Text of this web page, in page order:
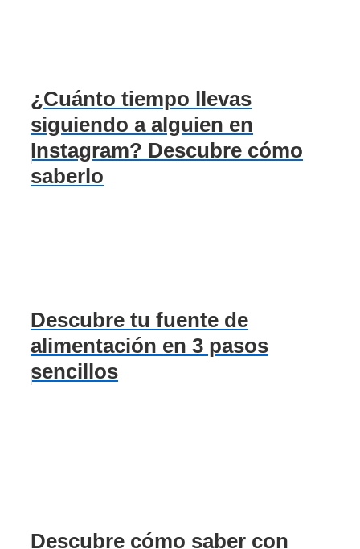
¿Cuánto tiempo llevas
siguiendo a alguien en
Instagram? Descubre cómo
saberlo
Descubre tu fuente de
alimentación en 3 pasos
sencillos
Descubre cómo saber con